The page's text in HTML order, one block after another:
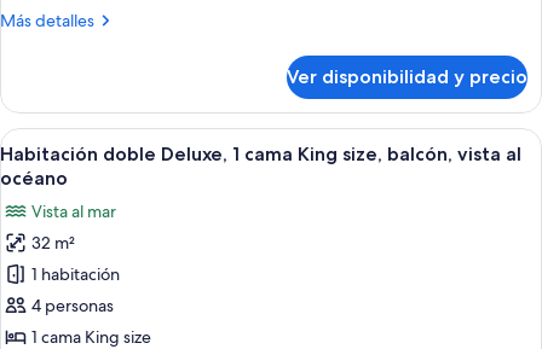
King
parcial
al
océano
Más detalles
Más
doble
Deluxe,
1
cama
size,
vista
parcial
al
océano
Ver disponibilidad y precio
Ver
todas
fotos
de
Habitación
doble
Deluxe,
Habitación de hotel moderna con
6
Habitación doble Deluxe, 1 cama King size, balcón, vista al
océano
Vista al mar
32 m²
1 habitación
4 personas
1 cama King size